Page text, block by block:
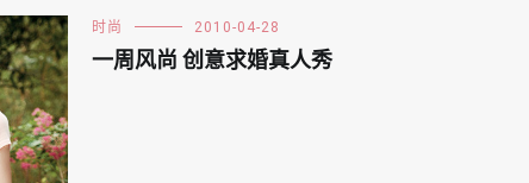
时尚 2010-04-28
一周风尚 创意求婚真人秀